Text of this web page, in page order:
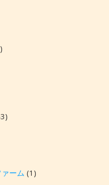
ーム (1)